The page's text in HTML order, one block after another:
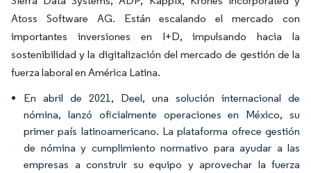
Atoss Software AG. Están escalando el mercado con
importantes inversiones en I+D, impulsando hacia la
sostenibilidad y la digitalización del mercado de gestión de la
fuerza laboral en América Latina.
En abril de 2021, Deel, una solución internacional de
nómina, lanzó oficialmente operaciones en México, su
primer país latinoamericano. La plataforma ofrece gestión
de nómina y cumplimiento normativo para ayudar a las
empresas a construir su equipo y aprovechar la fuerza